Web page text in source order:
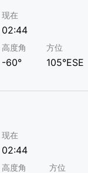
现在
02:44
高度角
-60°
方位
105°ESE
现在
02:44
高度角 方位